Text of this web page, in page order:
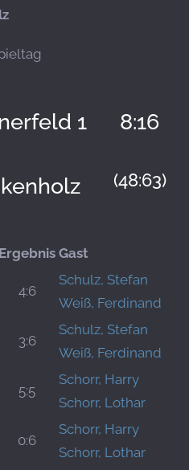
1 8:16
(48:63)
Ergebnis Gast
4:6
Schulz, Stefan
Weiß, Ferdinand
3:6
Schulz, Stefan
Weiß, Ferdinand
5:5
Schorr, Harry
Schorr, Lothar
0:6
Schorr, Harry
Schorr, Lothar